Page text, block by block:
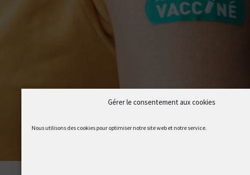
Gérer le consentement aux cookies
Nous utilisons des cookies pour optimiser notre site web et notre service.